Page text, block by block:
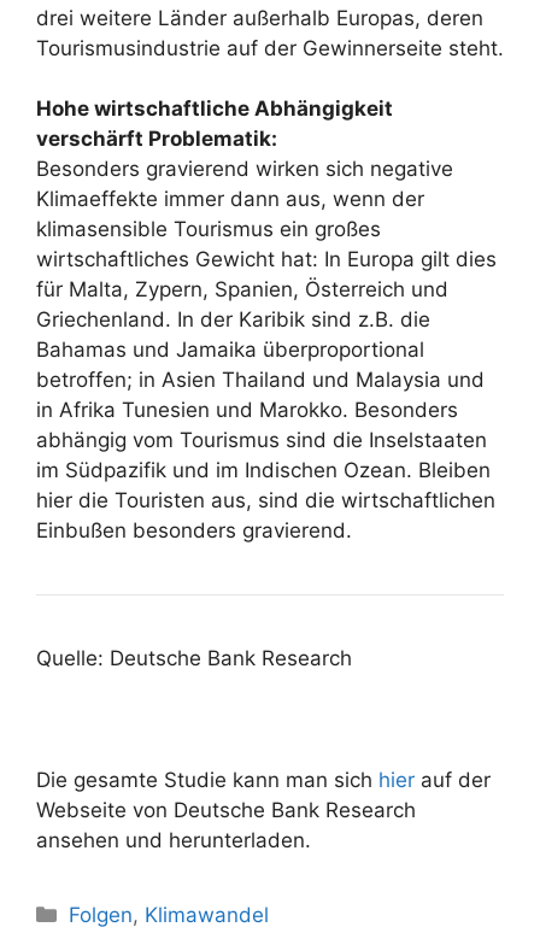
drei weitere Länder außerhalb Europas, deren
Tourismusindustrie auf der Gewinnerseite steht.
Hohe wirtschaftliche Abhängigkeit
verschärft Problematik:
Besonders gravierend wirken sich negative
Klimaeffekte immer dann aus, wenn der
klimasensible Tourismus ein großes
wirtschaftliches Gewicht hat: In Europa gilt dies
für Malta, Zypern, Spanien, Österreich und
Griechenland. In der Karibik sind z.B. die
Bahamas und Jamaika überproportional
betroffen; in Asien Thailand und Malaysia und
in Afrika Tunesien und Marokko. Besonders
abhängig vom Tourismus sind die Inselstaaten
im Südpazifik und im Indischen Ozean. Bleiben
hier die Touristen aus, sind die wirtschaftlichen
Einbußen besonders gravierend.
Quelle: Deutsche Bank Research
Die gesamte Studie kann man sich hier auf der
Webseite von Deutsche Bank Research
ansehen und herunterladen.
Kategorien
Folgen, Klimawandel